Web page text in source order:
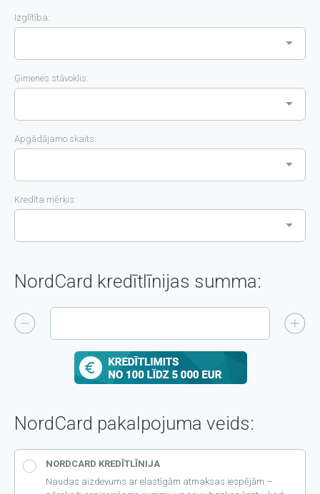
Izglītība:
Ģimenes stāvoklis:
Apgādājamo skaits:
Kredīta mērķis:
NordCard kredītlīnijas summa:
db.fm-inp-sum
NordCard pakalpojuma veids:
NORDCARD KREDĪTLĪNIJA
Naudas aizdevums ar elastīgām atmaksas iespējām –